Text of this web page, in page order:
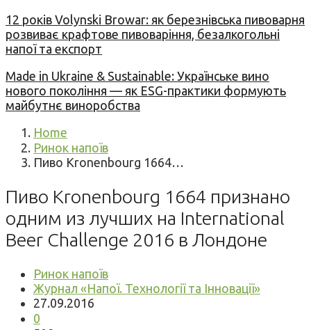
12 років Volynski Browar: як березнівська пивоварня
розвиває крафтове пивоваріння, безалкогольні
напої та експорт
Made in Ukraine & Sustainable: Українське вино
нового покоління — як ESG-практики формують
майбутнє виноробства
Home
Ринок напоїв
Пиво Kronenbourg 1664…
Пиво Kronenbourg 1664 признано
одним из лучших на International
Beer Challenge 2016 в Лондоне
Ринок напоїв
Журнал «Напої. Технології та Інновації»
27.09.2016
0